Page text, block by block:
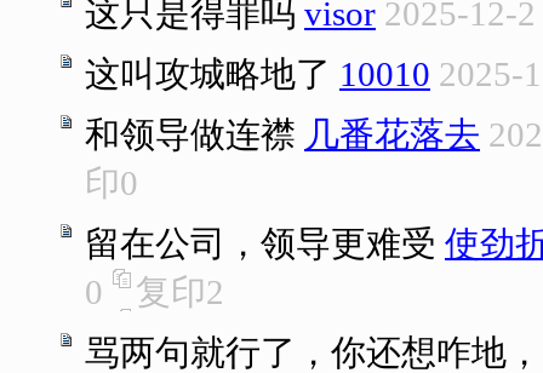
这只是得罪吗 visor 2025-12-
这叫攻城略地了 10010 2025-
和领导做连襟 几番花落去
印0
留在公司，领导更难受 使劲
0
复印2
骂两句就行了，你还想咋地